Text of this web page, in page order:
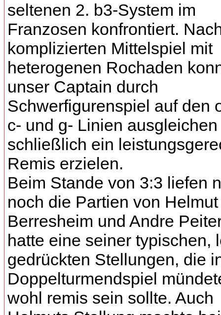
seltenen 2. b3-System im
Franzosen konfrontiert.
komplizierten Mittelspiel mit
heterogenen Rochaden
unser Captain durch
Schwerfigurenspiel auf den
c- und g- Linien
schließlich ein
Remis erzielen.
Beim Stande von 3:3 liefen
noch die Partien von Helmut
Berresheim und Andre
hatte eine seiner typischen,
gedrückten Stellungen, die
Doppelturmendspiel
wohl remis sein sollte. Auch